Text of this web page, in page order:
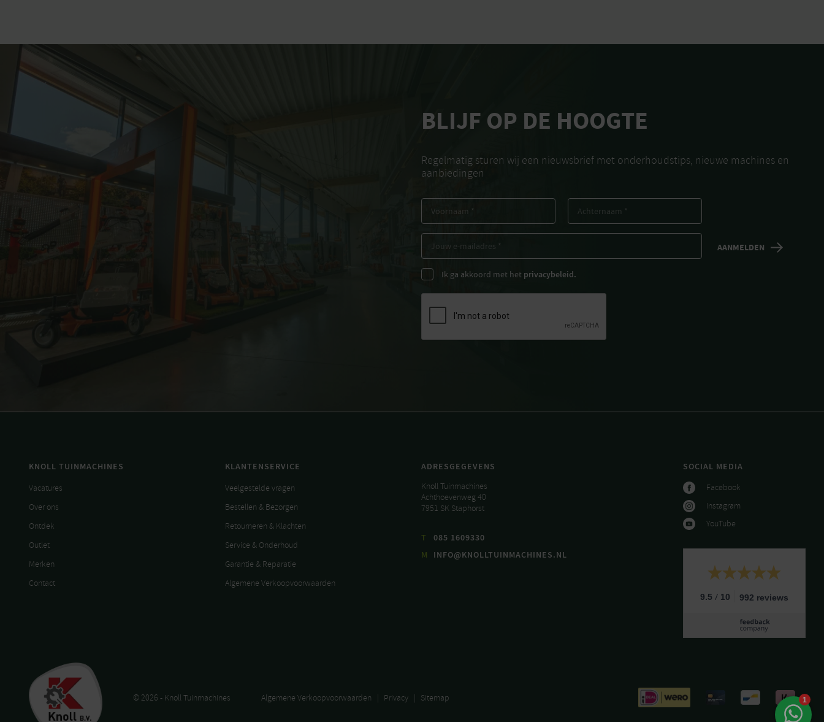
BLIJF OP DE HOOGTE
Regelmatig sturen wij een nieuwsbrief met onderhoudstips, nieuwe machines en
aanbiedingen
Ik ga akkoord met het privacybeleid.
KNOLL TUINMACHINES
Vacatures
Over ons
Ontdek
Outlet
Merken
Contact
KLANTENSERVICE
Veelgestelde vragen
Bestellen & Bezorgen
Retourneren & Klachten
Service & Onderhoud
Garantie & Reparatie
Algemene Verkoopvoorwaarden
ADRESGEGEVENS
Knoll Tuinmachines
Achthoevenweg 40
7951 SK Staphorst
T
085 1609330
M
INFO@KNOLLTUINMACHINES.NL
SOCIAL MEDIA
Facebook
Instagram
YouTube
9.5 / 10 992 reviews
© 2026 - Knoll Tuinmachines Algemene Verkoopvoorwaarden Privacy Sitemap